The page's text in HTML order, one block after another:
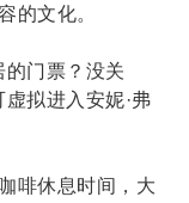
的文化。
门票？没关
拟进入安妮·弗
啡休息时间，大